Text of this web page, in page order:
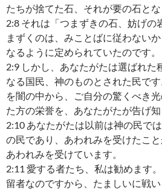
たちが捨てた石、それが要の石とな
2:8 それは「つまずきの石、妨げの
まずくのは、みことばに従わない
なるように定められていたのです。
2:9 しかし、あなたがたは選ばれた
なる国民、神のものとされた民で
を闇の中から、ご自分の驚くべき
た方の栄誉を、あなたがたが告げ知
2:10 あなたがたは以前は神の民で
の民であり、あわれみを受けたこ
あわれみを受けています。
2:11 愛する者たち、私は勧めます
留者なのですから、たましいに戦